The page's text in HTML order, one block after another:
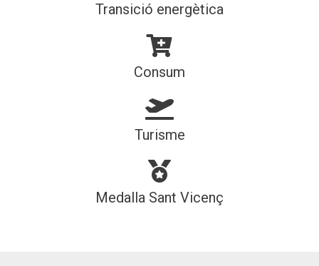
Transició energètica
Consum
Turisme
Medalla Sant Vicenç